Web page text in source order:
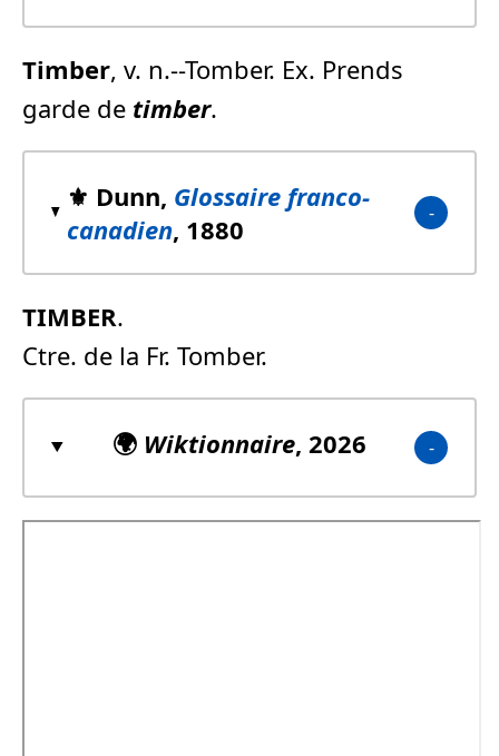
Timber, v. n.--Tomber. Ex. Prends
garde de timber.
⚜️ Dunn, Glossaire franco-
canadien, 1880
TIMBER.
Ctre. de la Fr. Tomber.
🌍 Wiktionnaire, 2026